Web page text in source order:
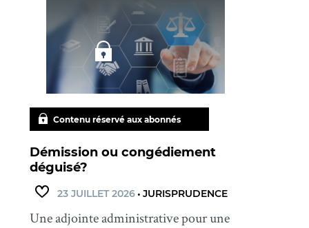
Contenu réservé aux abonnés
Démission ou congédiement
déguisé?
23 JUILLET 2026• JURISPRUDENCE
Une adjointe administrative pour une